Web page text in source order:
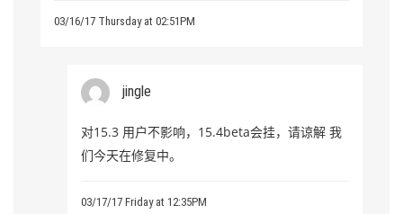
03/16/17 Thursday at 02:51PM
jingle
对15.3 用户不影响，15.4beta会挂，请谅解 我
们今天在修复中。
03/17/17 Friday at 12:35PM